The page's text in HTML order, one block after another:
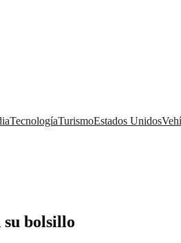
TecnologíaTurismoEstados Unidos
su bolsillo